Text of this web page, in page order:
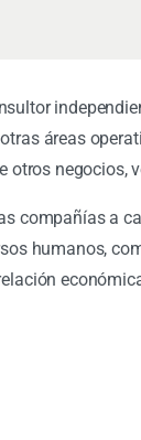
áreas
otros negocios,
compañías a
humanos,